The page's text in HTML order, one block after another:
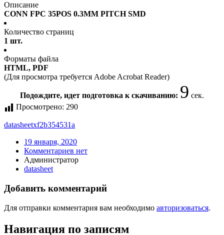
Описание
CONN FPC 35POS 0.3MM PITCH SMD
Количество страниц
1 шт.
Форматы файла
HTML, PDF
(Для просмотра требуется Adobe Acrobat Reader)
Подождите, идет подготовка к скачиванию: 9 сек.
Просмотрено: 290
datasheetxf2b354531a
19 января, 2020
Комментариев нет
Администратор
datasheet
Добавить комментарий
Для отправки комментария вам необходимо авторизоваться.
Навигация по записям